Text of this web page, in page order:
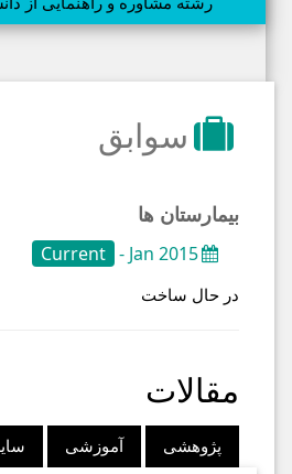
سوابق
بیمارستان ها
Jan 2015 -
Current
در حال ساخت
مقالات
پژوهشی آموزشی